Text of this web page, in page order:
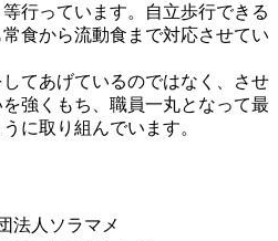
行っています。自立歩行できる
食から流動食まで対応させてい
てあげているのではなく、させ
強くもち、職員一丸となって最
に取り組んでいます。
法人ソラマメ